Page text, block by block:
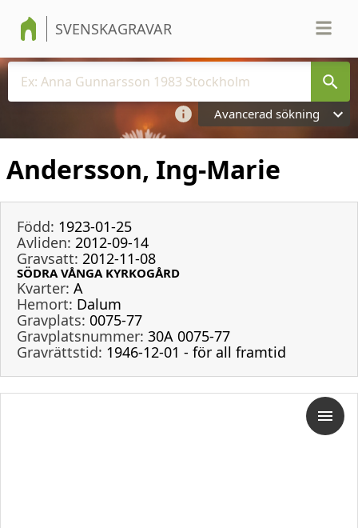
SVENSKAGRAVAR
Avancerad sökning
Andersson, Ing-Marie
Född: 1923-01-25
Avliden: 2012-09-14
Gravsatt: 2012-11-08
SÖDRA VÅNGA KYRKOGÅRD
Kvarter: A
Hemort: Dalum
Gravplats: 0075-77
Gravplatsnummer: 30A 0075-77
Gravrättstid: 1946-12-01 - för all framtid